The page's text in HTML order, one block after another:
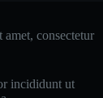
consectetur
incididunt ut